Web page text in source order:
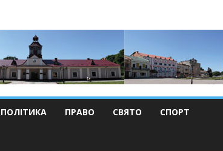
ПОЛІТИКА ПРАВО СВЯТО СПОРТ